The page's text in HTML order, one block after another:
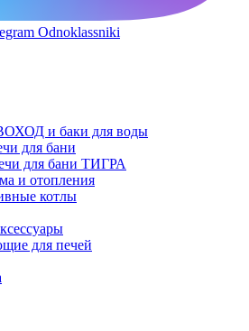
Odnoklassniki
и баки для воды
для бани
для бани ТИГРА
и отопления
котлы
для печей